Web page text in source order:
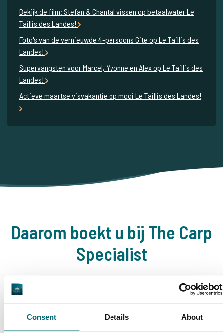
Consent Details About
Bekijk de film: Stefan & Chantal vissen op betaalwater Le
Taillis des Landes!
Foto's van de vernieuwde 4-persoons Gite op Le Taillis des
Landes!
Supervangsten voor Marcel, Yvonne en Alex op Le Taillis des
Landes!
Actieve maartse visvakantie op mooi Le Taillis des Landes!
Daarom boekt u bij The Carp
Specialist